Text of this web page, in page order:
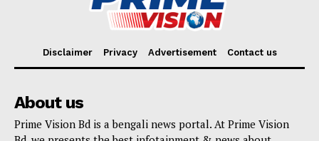
Disclaimer Privacy Advertisement Contact us
About us
Prime Vision Bd is a bengali news portal. At Prime Vision